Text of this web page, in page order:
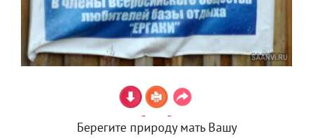
Берегите природу мать Вашу